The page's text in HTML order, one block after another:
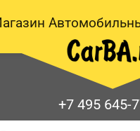
+7 495 645-